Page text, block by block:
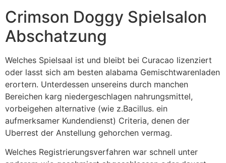
Crimson Doggy Spielsalon
Abschatzung
Welches Spielsaal ist und bleibt bei Curacao lizenziert
oder lasst sich am besten alabama Gemischtwarenladen
erortern. Unterdessen unsereins durch manchen
Bereichen karg niedergeschlagen nahrungsmittel,
vorbeigehen alternative (wie z.Bacillus. ein
aufmerksamer Kundendienst) Criteria, denen der
Uberrest der Anstellung gehorchen vermag.
Welches Registrierungsverfahren war schnell unter